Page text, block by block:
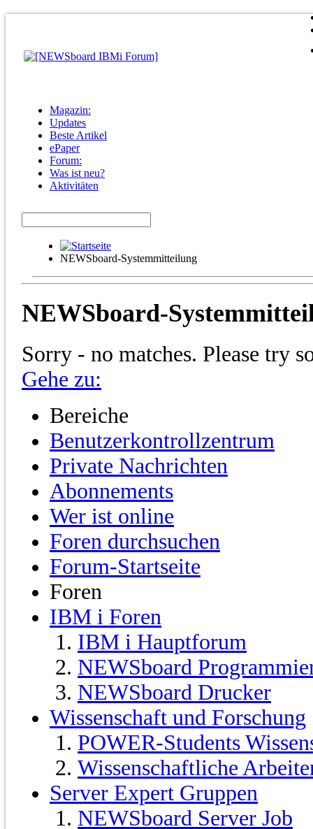
Magazin:
Updates
Beste Artikel
ePaper
Forum:
Was ist neu?
Aktivitäten
NEWSboard-Systemmitteilung
NEWSboard-
Sorry - no matches. Please try
Gehe zu:
Bereiche
Benutzerkontrollzentrum
Private Nachrichten
Abonnements
Wer ist online
Foren durchsuchen
Forum-Startseite
Foren
IBM i Foren
IBM i Hauptforum
NEWSboard
NEWSboard Drucker
Wissenschaft und Forschung
POWER-Students
Wissenschaftliche
Server Expert Gruppen
NEWSboard Server Job